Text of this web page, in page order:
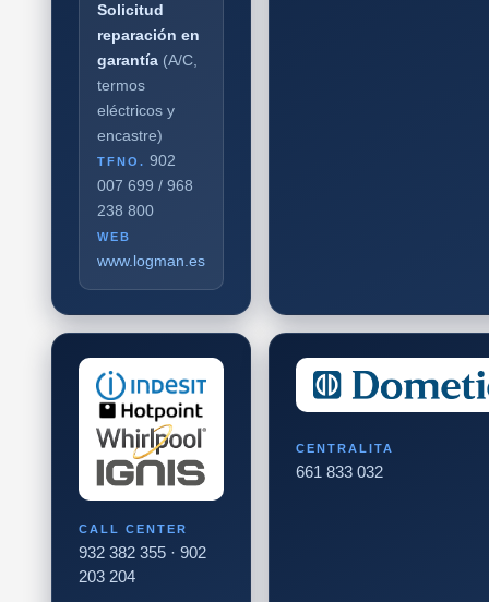
Solicitud
reparación en
garantía (A/C,
termos
eléctricos y
encastre)
TFNO. 902
007 699 / 968
238 800
WEB
www.logman.es
CALL CENTER
932 382 355 · 902
203 204
CENTRALITA
661 833 032